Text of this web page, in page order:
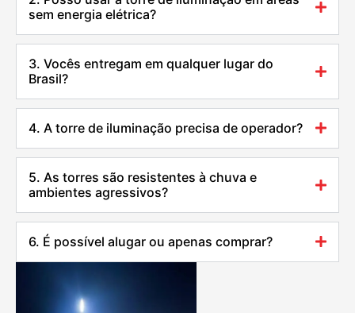
sem energia elétrica?
3. Vocês entregam em qualquer lugar do
Brasil?
4. A torre de iluminação precisa de operador?
5. As torres são resistentes à chuva e
ambientes agressivos?
6. É possível alugar ou apenas comprar?